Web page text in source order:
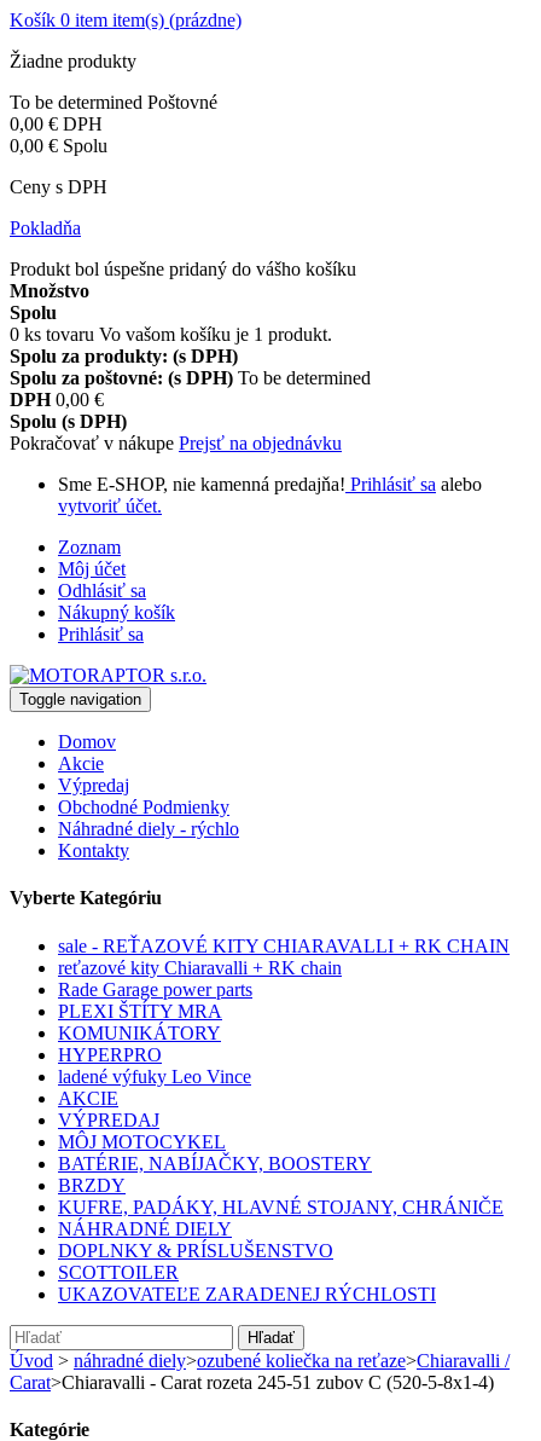
Košík 0 item item(s) (prázdne)
Žiadne produkty
To be determined Poštovné
0,00 € DPH
0,00 € Spolu
Ceny s DPH
Pokladňa
Produkt bol úspešne pridaný do vášho košíku
Množstvo
Spolu
0 ks tovaru Vo vašom košíku je 1 produkt.
Spolu za produkty: (s DPH)
Spolu za poštovné: (s DPH) To be determined
DPH 0,00 €
Spolu (s DPH)
Pokračovať v nákupe Prejsť na objednávku
Sme E-SHOP, nie kamenná predajňa! Prihlásiť sa alebo
vytvoriť účet.
Zoznam
Môj účet
Odhlásiť sa
Nákupný košík
Prihlásiť sa
Toggle navigation
Domov
Akcie
Výpredaj
Obchodné Podmienky
Náhradné diely - rýchlo
Kontakty
Vyberte Kategóriu
sale - REŤAZOVÉ KITY CHIARAVALLI + RK CHAIN
reťazové kity Chiaravalli + RK chain
Rade Garage power parts
PLEXI ŠTÍTY MRA
KOMUNIKÁTORY
HYPERPRO
ladené výfuky Leo Vince
AKCIE
VÝPREDAJ
MÔJ MOTOCYKEL
BATÉRIE, NABÍJAČKY, BOOSTERY
BRZDY
KUFRE, PADÁKY, HLAVNÉ STOJANY, CHRÁNIČE
NÁHRADNÉ DIELY
DOPLNKY & PRÍSLUŠENSTVO
SCOTTOILER
UKAZOVATEĽE ZARADENEJ RÝCHLOSTI
Hľadať
Úvod > náhradné diely>ozubené koliečka na reťaze>Chiaravalli /
Carat>Chiaravalli - Carat rozeta 245-51 zubov C (520-5-8x1-4)
Kategórie